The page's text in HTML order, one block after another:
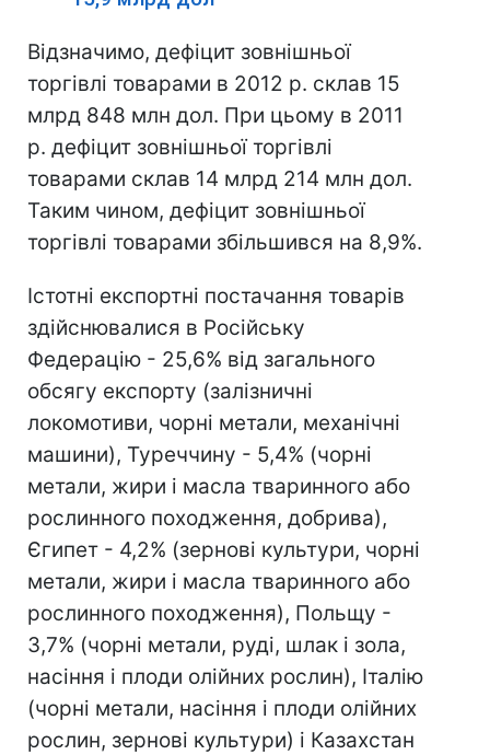
Відзначимо, дефіцит зовнішньої
торгівлі товарами в 2012 р. склав 15
млрд 848 млн дол. При цьому в 2011
р. дефіцит зовнішньої торгівлі
товарами склав 14 млрд 214 млн дол.
Таким чином, дефіцит зовнішньої
торгівлі товарами збільшився на 8,9%.
Істотні експортні постачання товарів
здійснювалися в Російську
Федерацію - 25,6% від загального
обсягу експорту (залізничні
локомотиви, чорні метали, механічні
машини), Туреччину - 5,4% (чорні
метали, жири і масла тваринного або
рослинного походження, добрива),
Єгипет - 4,2% (зернові культури, чорні
метали, жири і масла тваринного або
рослинного походження), Польщу -
3,7% (чорні метали, руді, шлак і зола,
насіння і плоди олійних рослин), Італію
(чорні метали, насіння і плоди олійних
рослин, зернові культури) і Казахстан